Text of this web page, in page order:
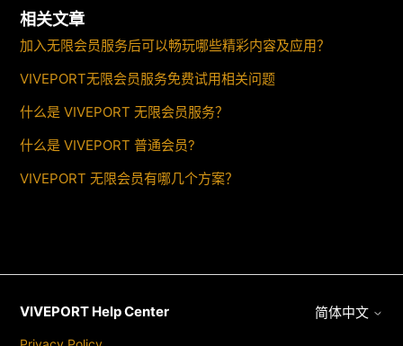
相关文章
加入无限会员服务后可以畅玩哪些精彩内容及应用？
VIVEPORT无限会员服务免费试用相关问题
什么是 VIVEPORT 无限会员服务？
什么是 VIVEPORT 普通会员?
VIVEPORT 无限会员有哪几个方案？
VIVEPORT Help Center 简体中文